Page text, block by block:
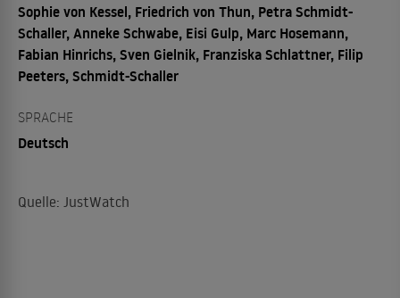
Sophie von Kessel, Friedrich von Thun, Petra Schmidt-
Schaller, Anneke Schwabe, Eisi Gulp, Marc Hosemann,
Fabian Hinrichs, Sven Gielnik, Franziska Schlattner, Filip
Peeters, Schmidt-Schaller
SPRACHE
Deutsch
Quelle: JustWatch